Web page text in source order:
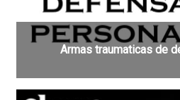
Armas traumaticas de